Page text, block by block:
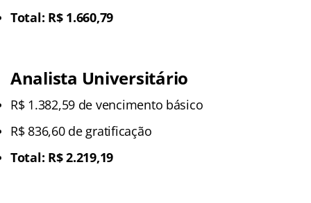
Total: R$ 1.660,79
Analista Universitário
R$ 1.382,59 de vencimento básico
R$ 836,60 de gratificação
Total: R$ 2.219,19